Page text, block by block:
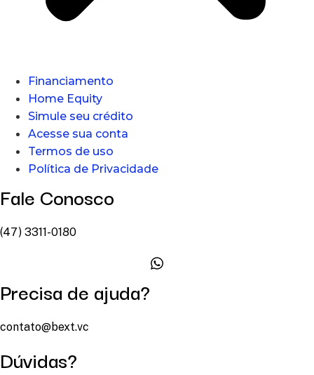
Financiamento
Home Equity
Simule seu crédito
Acesse sua conta
Termos de uso
Política de Privacidade
Fale Conosco
(47) 3311-0180
Precisa de ajuda?
contato@bext.vc
Dúvidas?